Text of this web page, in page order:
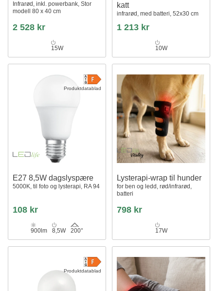
Infrarød, inkl. powerbank, Stor
modell 80 x 40 cm
2 528 kr
15W
katt
infrarød, med batteri, 52x30 cm
1 213 kr
10W
Produktdatablad
E27 8,5W dagslyspære
5000K, til foto og lysterapi, RA 94
108 kr
900lm 8,5W 200°
Lysterapi-wrap til hunder
for ben og ledd, rød/infrarød,
batteri
798 kr
17W
Produktdatablad